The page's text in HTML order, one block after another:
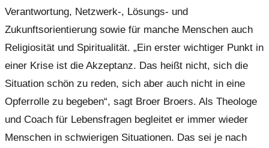
Verantwortung, Netzwerk-, Lösungs- und
Zukunftsorientierung sowie für manche Menschen auch
Religiosität und Spiritualität. „Ein erster wichtiger Punkt in
einer Krise ist die Akzeptanz. Das heißt nicht, sich die
Situation schön zu reden, sich aber auch nicht in eine
Opferrolle zu begeben“, sagt Broer Broers. Als Theologe
und Coach für Lebensfragen begleitet er immer wieder
Menschen in schwierigen Situationen. Das sei je nach